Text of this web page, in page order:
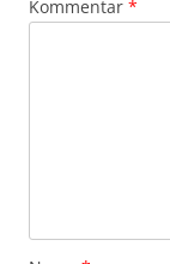
Kommentar *